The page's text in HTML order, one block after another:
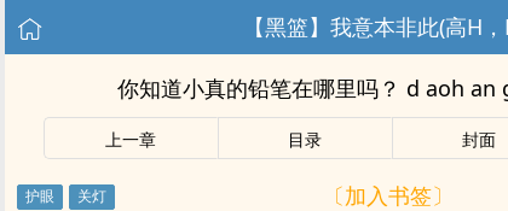
【黑篮】我意本非此(高H
你知道小真的铅笔在哪里吗？ d aoh an
上一章 目录 封面
〔加入书签〕